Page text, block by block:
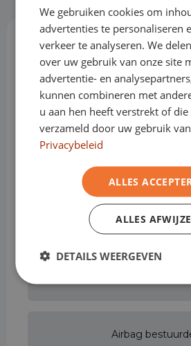
Opties &
Achterbank in delen
Actieve
Airbag
We gebruiken cookies om
advertenties te personaliseren
verkeer te analyseren. We
over uw gebruik van onze site
advertentie- en
kunnen combineren met
u aan hen heeft verstrekt of
verzameld door uw gebruik
Privacybeleid
ALLES
ALLES
DETAILS WEERGEVEN